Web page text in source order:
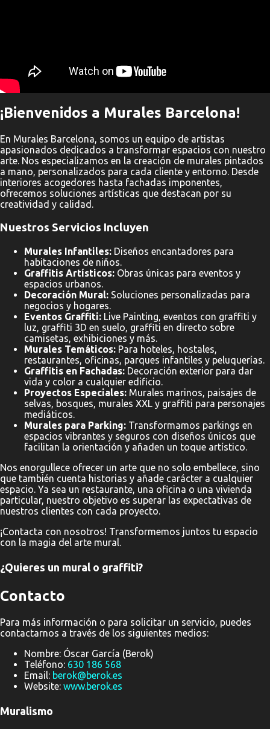
¡Bienvenidos a Murales Barcelona!
En Murales Barcelona, somos un equipo de artistas
apasionados dedicados a transformar espacios con nuestro
arte. Nos especializamos en la creación de murales pintados
a mano, personalizados para cada cliente y entorno. Desde
interiores acogedores hasta fachadas imponentes,
ofrecemos soluciones artísticas que destacan por su
creatividad y calidad.
Nuestros Servicios Incluyen
Murales Infantiles: Diseños encantadores para
habitaciones de niños.
Graffitis Artísticos: Obras únicas para eventos y
espacios urbanos.
Decoración Mural: Soluciones personalizadas para
negocios y hogares.
Eventos Graffiti: Live Painting, eventos con graffiti y
luz, graffiti 3D en suelo, graffiti en directo sobre
camisetas, exhibiciones y más.
Murales Temáticos: Para hoteles, hostales,
restaurantes, oficinas, parques infantiles y peluquerías.
Graffitis en Fachadas: Decoración exterior para dar
vida y color a cualquier edificio.
Proyectos Especiales: Murales marinos, paisajes de
selvas, bosques, murales XXL y graffiti para personajes
mediáticos.
Murales para Parking: Transformamos parkings en
espacios vibrantes y seguros con diseños únicos que
facilitan la orientación y añaden un toque artístico.
Nos enorgullece ofrecer un arte que no solo embellece, sino
que también cuenta historias y añade carácter a cualquier
espacio. Ya sea un restaurante, una oficina o una vivienda
particular, nuestro objetivo es superar las expectativas de
nuestros clientes con cada proyecto.
¡Contacta con nosotros! Transformemos juntos tu espacio
con la magia del arte mural.
¿Quieres un mural o graffiti?
Contacto
Para más información o para solicitar un servicio, puedes
contactarnos a través de los siguientes medios:
Nombre: Óscar García (Berok)
Teléfono: 630 186 568
Email: berok@berok.es
Website: www.berok.es
Muralismo